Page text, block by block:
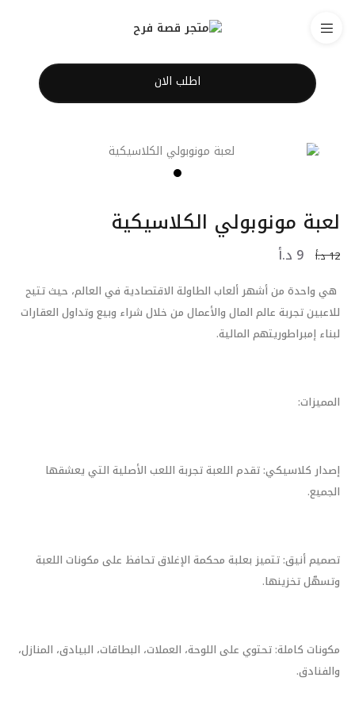
اطلب الان
لعبة مونوبولي الكلاسيكية
12د.أ 9 د.أ
هي واحدة من أشهر ألعاب الطاولة الاقتصادية في العالم، حيث تتيح
للاعبين تجربة عالم المال والأعمال من خلال شراء وبيع وتداول العقارات
لبناء إمبراطوريتهم المالية.
المميزات:
إصدار كلاسيكي: تقدم اللعبة تجربة اللعب الأصلية التي يعشقها
الجميع.
تصميم أنيق: تتميز بعلبة محكمة الإغلاق تحافظ على مكونات اللعبة
وتسهّل تخزينها.
مكونات كاملة: تحتوي على اللوحة، العملات، البطاقات، البيادق، المنازل،
والفنادق.